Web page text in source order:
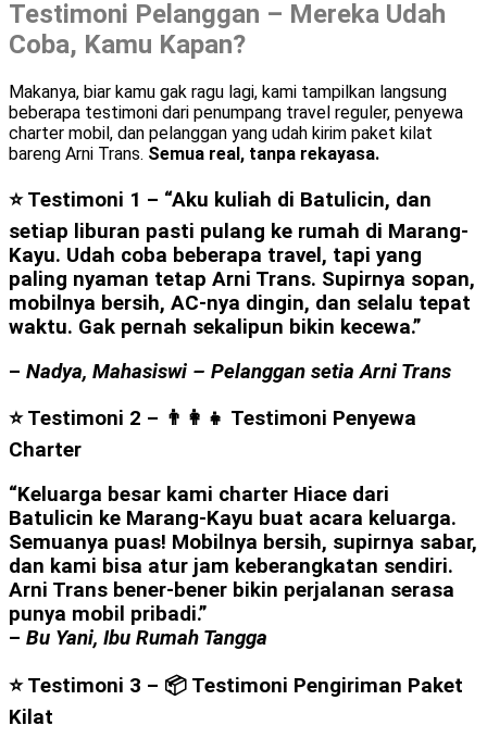
Testimoni Pelanggan – Mereka Udah
Coba, Kamu Kapan?
Makanya, biar kamu gak ragu lagi, kami tampilkan langsung
beberapa testimoni dari penumpang travel reguler, penyewa
charter mobil, dan pelanggan yang udah kirim paket kilat
bareng Arni Trans. Semua real, tanpa rekayasa.
⭐ Testimoni 1 – “Aku kuliah di Batulicin, dan
setiap liburan pasti pulang ke rumah di Marang-
Kayu. Udah coba beberapa travel, tapi yang
paling nyaman tetap Arni Trans. Supirnya sopan,
mobilnya bersih, AC-nya dingin, dan selalu tepat
waktu. Gak pernah sekalipun bikin kecewa.”
– Nadya, Mahasiswi – Pelanggan setia Arni Trans
⭐ Testimoni 2 – 👨‍👩‍👧 Testimoni Penyewa
Charter
“Keluarga besar kami charter Hiace dari
Batulicin ke Marang-Kayu buat acara keluarga.
Semuanya puas! Mobilnya bersih, supirnya sabar,
dan kami bisa atur jam keberangkatan sendiri.
Arni Trans bener-bener bikin perjalanan serasa
punya mobil pribadi.”
– Bu Yani, Ibu Rumah Tangga
⭐ Testimoni 3 – 📦 Testimoni Pengiriman Paket
Kilat